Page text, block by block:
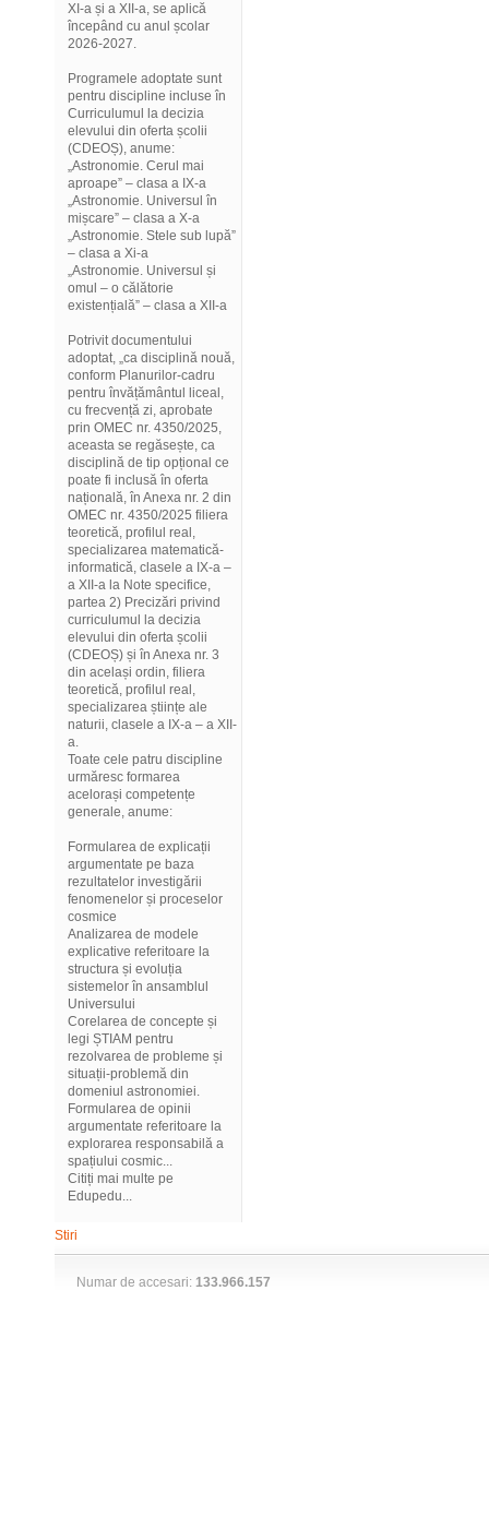
XI-a și a XII-a, se aplică
începând cu anul școlar
2026-2027.
Programele adoptate sunt
pentru discipline incluse în
Curriculumul la decizia
elevului din oferta școlii
(CDEOȘ), anume:
„Astronomie. Cerul mai
aproape” – clasa a IX-a
„Astronomie. Universul în
mișcare” – clasa a X-a
„Astronomie. Stele sub lupă”
– clasa a Xi-a
„Astronomie. Universul și
omul – o călătorie
existențială” – clasa a XII-a
Potrivit documentului
adoptat, „ca disciplină nouă,
conform Planurilor-cadru
pentru învățământul liceal,
cu frecvență zi, aprobate
prin OMEC nr. 4350/2025,
aceasta se regăsește, ca
disciplină de tip opțional ce
poate fi inclusă în oferta
națională, în Anexa nr. 2 din
OMEC nr. 4350/2025 filiera
teoretică, profilul real,
specializarea matematică-
informatică, clasele a IX-a –
a XII-a la Note specifice,
partea 2) Precizări privind
curriculumul la decizia
elevului din oferta școlii
(CDEOȘ) și în Anexa nr. 3
din același ordin, filiera
teoretică, profilul real,
specializarea științe ale
naturii, clasele a IX-a – a XII-
a.
Toate cele patru discipline
urmăresc formarea
acelorași competențe
generale, anume:
Formularea de explicații
argumentate pe baza
rezultatelor investigării
fenomenelor și proceselor
cosmice
Analizarea de modele
explicative referitoare la
structura și evoluția
sistemelor în ansamblul
Universului
Corelarea de concepte și
legi ȘTIAM pentru
rezolvarea de probleme și
situații-problemă din
domeniul astronomiei.
Formularea de opinii
argumentate referitoare la
explorarea responsabilă a
spațiului cosmic...
Citiți mai multe pe
Edupedu...
Stiri
Numar de accesari: 133.966.157